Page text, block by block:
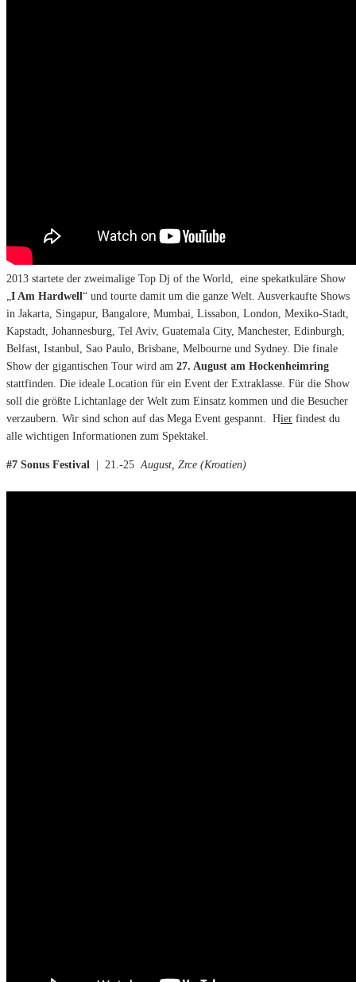
2013 startete der zweimalige Top Dj of the World, eine spekatkuläre Show
„I Am Hardwell“ und tourte damit um die ganze Welt. Ausverkaufte Shows
in Jakarta, Singapur, Bangalore, Mumbai, Lissabon, London, Mexiko-Stadt,
Kapstadt, Johannesburg, Tel Aviv, Guatemala City, Manchester, Edinburgh,
Belfast, Istanbul, Sao Paulo, Brisbane, Melbourne und Sydney. Die finale
Show der gigantischen Tour wird am 27. August am Hockenheimring
stattfinden. Die ideale Location für ein Event der Extraklasse. Für die Show
soll die größte Lichtanlage der Welt zum Einsatz kommen und die Besucher
verzaubern. Wir sind schon auf das Mega Event gespannt. Hier findest du
alle wichtigen Informationen zum Spektakel.
#7 Sonus Festival | 21.-25 August, Zrce (Kroatien)